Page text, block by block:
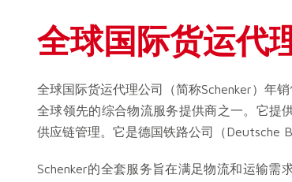
全球国际货运代
全球国际货运代理公司（简称Schenker）年
全球领先的综合物流服务提供商之一。它提
供应链管理。它是德国铁路公司（Deutsche
Schenker的全套服务旨在满足物流和运输需